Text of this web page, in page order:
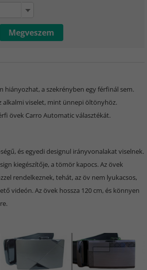
hiányozhat, a szekrényben egy férfinál sem.
alkalmi viselet, mint ünnepi öltönyhöz.
övek Carro Automatic választékát.
és egyedi designul irányvonalakat viselnek.
kiegészítője, a tömör kapocs. Az övek
rendelkeznek, tehát, az öv nem lyukacsos,
videón. Az övek hossza 120 cm, és könnyen